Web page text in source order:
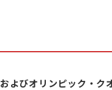
よびオリンピック・